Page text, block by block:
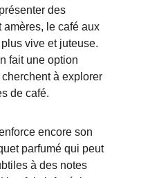
des
le café aux
vive et juteuse.
fait une option
à explorer
de café.
encore son
parfumé qui peut
à des notes